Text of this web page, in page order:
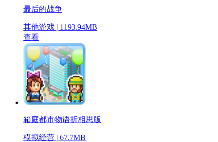
最后的战争
其他游戏 | 1193.94MB
查看
箱庭都市物语折相思版
模拟经营 | 67.7MB